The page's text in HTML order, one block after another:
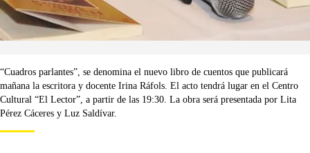
“Cuadros parlantes”, se denomina el nuevo libro de cuentos que publicará
mañana la escritora y docente Irina Ráfols. El acto tendrá lugar en el Centro
Cultural “El Lector”, a partir de las 19:30. La obra será presentada por Lita
Pérez Cáceres y Luz Saldívar.